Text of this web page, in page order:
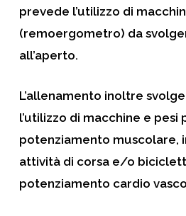
prevede l’utilizzo di
(remoergometro) da
all’aperto.
L’allenamento inoltre
l’utilizzo di macchine e pesi
potenziamento muscolare,
attività di corsa e/o
potenziamento cardio